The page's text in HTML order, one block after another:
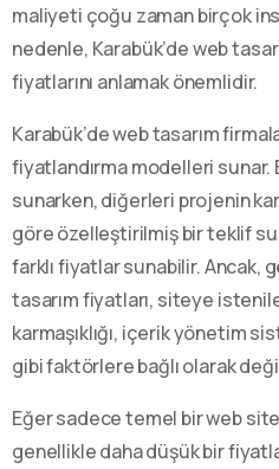
maliyeti çoğu zaman birçok
nedenle, Karabük’de web
fiyatlarını anlamak önemlidir.
Karabük’de web tasarım
fiyatlandırma modelleri sunar.
sunarken, diğerleri projenin
göre özelleştirilmiş bir teklif
farklı fiyatlar sunabilir. Ancak,
tasarım fiyatları, siteye
karmaşıklığı, içerik yönetim
gibi faktörlere bağlı olarak
Eğer sadece temel bir web
genellikle daha düşük bir